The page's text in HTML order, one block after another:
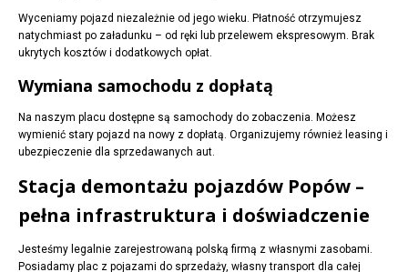
Wyceniamy pojazd niezależnie od jego wieku. Płatność otrzymujesz
natychmiast po załadunku – od ręki lub przelewem ekspresowym. Brak
ukrytych kosztów i dodatkowych opłat.
Wymiana samochodu z dopłatą
Na naszym placu dostępne są samochody do zobaczenia. Możesz
wymienić stary pojazd na nowy z dopłatą. Organizujemy również leasing i
ubezpieczenie dla sprzedawanych aut.
Stacja demontażu pojazdów Popów –
pełna infrastruktura i doświadczenie
Jesteśmy legalnie zarejestrowaną polską firmą z własnymi zasobami.
Posiadamy plac z pojazami do sprzedaży, własny transport dla całej